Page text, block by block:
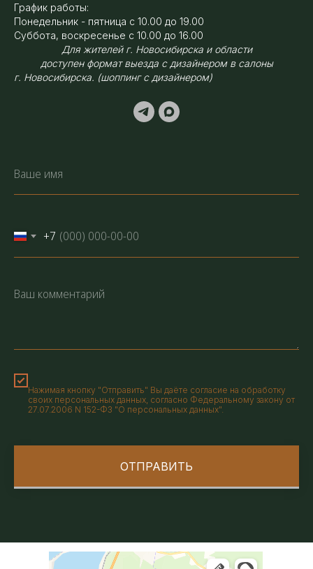
График работы:
Понедельник - пятница с 10.00 до 19.00
Суббота, воскресенье с 10.00 до 16.00
Для жителей г. Новосибирска и области
доступен формат выезда с дизайнером в салоны
г. Новосибирска. (шоппинг с дизайнером)
+7
Нажимая кнопку "Отправить" Вы даёте согласие на обработку
своих персональных данных, согласно Федеральному закону от
27.07.2006 N 152-ФЗ "О персональных данных".
ОТПРАВИТЬ